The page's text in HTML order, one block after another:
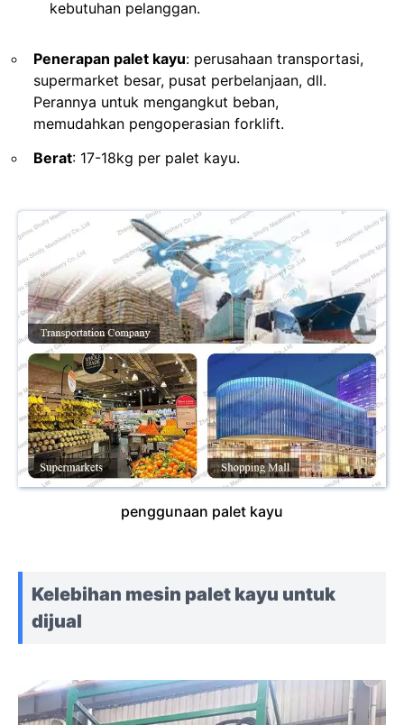
kebutuhan pelanggan.
Penerapan palet kayu: perusahaan transportasi,
supermarket besar, pusat perbelanjaan, dll.
Perannya untuk mengangkut beban,
memudahkan pengoperasian forklift.
Berat: 17-18kg per palet kayu.
penggunaan palet kayu
Kelebihan mesin palet kayu untuk
dijual